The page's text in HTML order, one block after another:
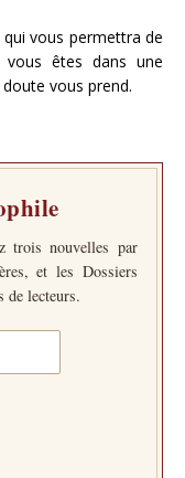
vous permettra de
êtes dans une
vous prend.
trois nouvelles par
et les Dossiers
de lecteurs.